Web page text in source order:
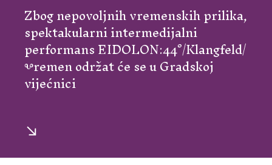
Zbog nepovoljnih vremenskih prilika,
spektakularni intermedijalni
performans EIDOLON:44°/Klangfeld/
Ⰲremen održat će se u Gradskoj
vijećnici